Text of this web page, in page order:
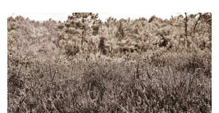
12
AVRIL
2025